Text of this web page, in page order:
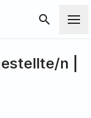
search
n |